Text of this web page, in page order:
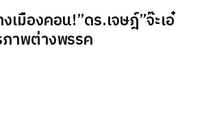
เมืองคอน!”ดร.เจษฎ์”จ๊ะเอ๋
ภาพต่างพรรค